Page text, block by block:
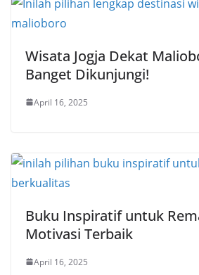
Wisata Jogja Dekat
Banget Dikunjungi!
April 16, 2025
Buku Inspiratif untuk
Motivasi Terbaik
April 16, 2025